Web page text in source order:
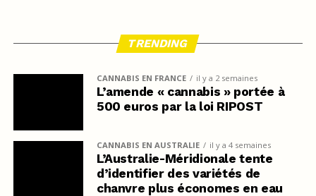
TRENDING
CANNABIS EN FRANCE il y a 2 semaines
L’amende « cannabis » portée à
500 euros par la loi RIPOST
CANNABIS EN AUSTRALIE il y a 4 semaines
L’Australie-Méridionale tente
d’identifier des variétés de
chanvre plus économes en eau